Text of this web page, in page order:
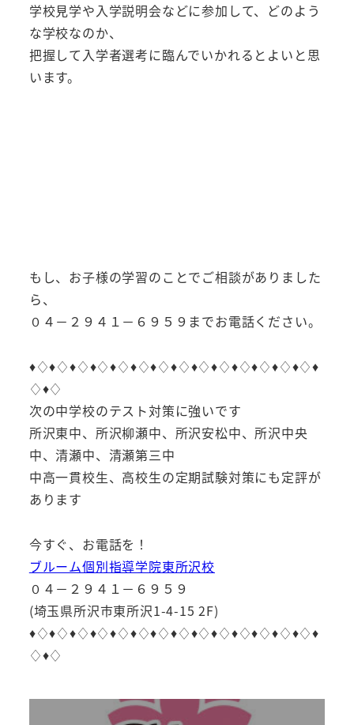
学校見学や入学説明会などに参加して、どのよう
な学校なのか、
把握して入学者選考に臨んでいかれるとよいと思
います。
もし、お子様の学習のことでご相談がありました
ら、
０４－２９４１－６９５９までお電話ください。
♦︎♢♦︎♢♦︎♢♦︎♢♦︎♢♦︎♢♦︎♢♦︎♢♦︎♢♦︎♢♦︎♢♦︎♢♦︎♢♦︎♢♦︎
♢♦︎♢
次の中学校のテスト対策に強いです
所沢東中、所沢柳瀬中、所沢安松中、所沢中央
中、清瀬中、清瀬第三中
中高一貫校生、高校生の定期試験対策にも定評が
あります
今すぐ、お電話を！
ブルーム個別指導学院東所沢校
０４－２９４１－６９５９
(埼玉県所沢市東所沢1-4-15 2F)
♦︎♢♦︎♢♦︎♢♦︎♢♦︎♢♦︎♢♦︎♢♦︎♢♦︎♢♦︎♢♦︎♢♦︎♢♦︎♢♦︎♢♦︎
♢♦︎♢